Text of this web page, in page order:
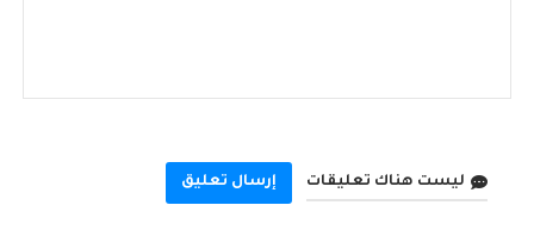
ليست هناك تعليقات إرسال تعليق